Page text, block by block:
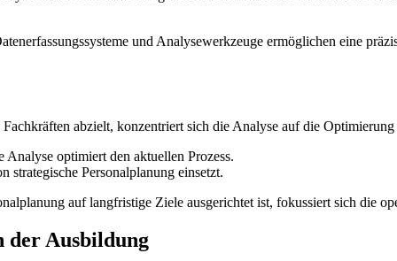
und Analysewerkzeuge ermöglichen eine
abzielt, konzentriert sich die Analyse auf die
optimiert den aktuellen Prozess.
Personalplanung einsetzt.
auf langfristige Ziele ausgerichtet ist, fokussiert sich die
der Ausbildung